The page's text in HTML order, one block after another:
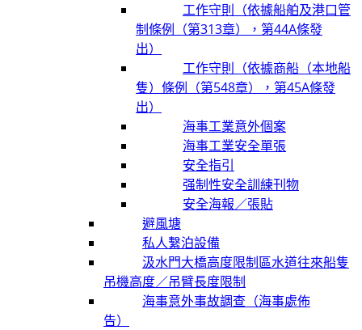
工作守則（依據船舶及港口管
制條例（第313章），第44A條發
出）
工作守則（依據商船（本地船
隻）條例（第548章），第45A條發
出）
海事工業意外個案
海事工業安全單張
安全指引
强制性安全訓練刊物
安全海報／張貼
避風塘
私人繫泊設備
汲水門大橋高度限制區水道往來船隻
吊機高度／吊臂長度限制
海事意外事故調查（海事處佈
告）